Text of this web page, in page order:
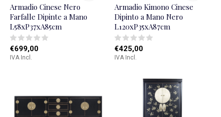
Armadio Cinese Nero
Farfalle Dipinte a Mano
L58xP37xA85cm
€699,00
IVA Incl.
Armadio Kimono Cinese
Dipinto a Mano Nero
L120xP35xA87cm
€425,00
IVA Incl.